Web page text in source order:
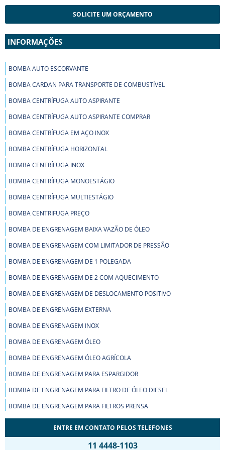
SOLICITE UM ORÇAMENTO
INFORMAÇÕES
BOMBA AUTO ESCORVANTE
BOMBA CARDAN PARA TRANSPORTE DE COMBUSTÍVEL
BOMBA CENTRÍFUGA AUTO ASPIRANTE
BOMBA CENTRÍFUGA AUTO ASPIRANTE COMPRAR
BOMBA CENTRÍFUGA EM AÇO INOX
BOMBA CENTRÍFUGA HORIZONTAL
BOMBA CENTRÍFUGA INOX
BOMBA CENTRÍFUGA MONOESTÁGIO
BOMBA CENTRÍFUGA MULTIESTÁGIO
BOMBA CENTRIFUGA PREÇO
BOMBA DE ENGRENAGEM BAIXA VAZÃO DE ÓLEO
BOMBA DE ENGRENAGEM COM LIMITADOR DE PRESSÃO
BOMBA DE ENGRENAGEM DE 1 POLEGADA
BOMBA DE ENGRENAGEM DE 2 COM AQUECIMENTO
BOMBA DE ENGRENAGEM DE DESLOCAMENTO POSITIVO
BOMBA DE ENGRENAGEM EXTERNA
BOMBA DE ENGRENAGEM INOX
BOMBA DE ENGRENAGEM ÓLEO
BOMBA DE ENGRENAGEM ÓLEO AGRÍCOLA
BOMBA DE ENGRENAGEM PARA ESPARGIDOR
BOMBA DE ENGRENAGEM PARA FILTRO DE ÓLEO DIESEL
BOMBA DE ENGRENAGEM PARA FILTROS PRENSA
BOMBA DE ENGRENAGEM PARA PRODUTOS VISCOSOS
ENTRE EM CONTATO PELOS TELEFONES
11 4448-1103